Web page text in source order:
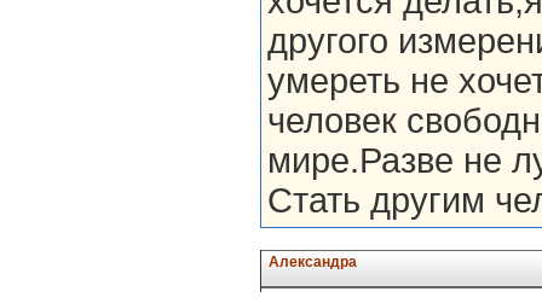
другого
умереть не
человек
мире.Разве не
Стать другим
Александра